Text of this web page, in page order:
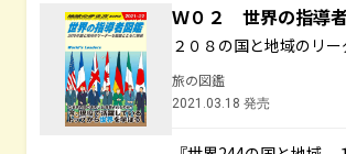
Ｗ０２ 世界の指導
２０８の国と地域のリ
旅の図鑑
2021.03.18 発売